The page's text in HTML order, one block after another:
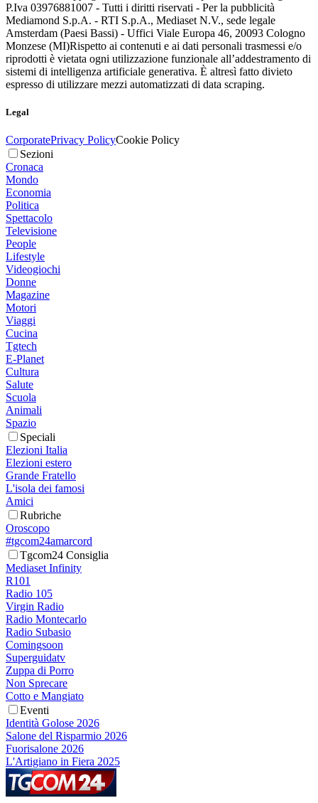
P.Iva 03976881007 - Tutti i diritti riservati - Per la pubblicità
Mediamond S.p.A. - RTI S.p.A., Mediaset N.V., sede legale
Amsterdam (Paesi Bassi) - Uffici Viale Europa 46, 20093 Cologno
Monzese (MI)Rispetto ai contenuti e ai dati personali trasmessi e/o
riprodotti è vietata ogni utilizzazione funzionale all’addestramento di
sistemi di intelligenza artificiale generativa. È altresì fatto divieto
espresso di utilizzare mezzi automatizzati di data scraping.
Legal
CorporatePrivacy PolicyCookie Policy
Sezioni
Cronaca
Mondo
Economia
Politica
Spettacolo
Televisione
People
Lifestyle
Videogiochi
Donne
Magazine
Motori
Viaggi
Cucina
Tgtech
E-Planet
Cultura
Salute
Scuola
Animali
Spazio
Speciali
Elezioni Italia
Elezioni estero
Grande Fratello
L'isola dei famosi
Amici
Rubriche
Oroscopo
#tgcom24amarcord
Tgcom24 Consiglia
Mediaset Infinity
R101
Radio 105
Virgin Radio
Radio Montecarlo
Radio Subasio
Comingsoon
Superguidatv
Zuppa di Porro
Non Sprecare
Cotto e Mangiato
Eventi
Identità Golose 2026
Salone del Risparmio 2026
Fuorisalone 2026
L'Artigiano in Fiera 2025